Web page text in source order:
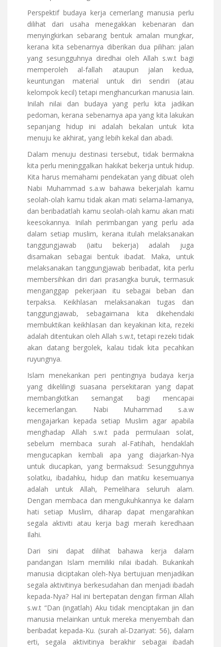
Perspektif budaya kerja cemerlang manusia perlu
dilihat dari usaha menegakkan kebenaran dan
menyingkirkan sebarang bentuk amalan mungkar,
kerana kita sebenarnya diberikan dua pilihan: jalan
yang sesungguhnya diredhai oleh Allah s.w.t bagi
memperoleh al-fallah ataupun jalan kedua,
keuntungan material untuk diri sendiri (atau
kelompok kecil) tetapi menghancurkan manusia lain.
Inilah nilai dan budaya yang perlu kita jadikan
pedoman, kerana sebenarnya apa yang kita lakukan
sepanjang hidup ini adalah bekalan untuk kita
menuju ke akhirat, yang lebih kekal dan abadi.
Dalam menuju destinasi tersebut, tidak bermakna
kita perlu meninggalkan hakikat bekerja untuk hidup.
Kita harus memahami pendekatan yang dibuat oleh
Nabi Muhammad s.a.w bahawa bekerjalah kamu
seolah-olah kamu tidak akan mati selama-lamanya,
dan beribadatlah kamu seolah-olah kamu akan mati
keesokannya. Inilah perimbangan yang perlu ada
dalam setiap muslim, kerana itulah melaksanakan
tanggungjawab (iaitu bekerja) adalah juga
disamakan sebagai bentuk ibadat. Maka, untuk
melaksanakan tanggungjawab beribadat, kita perlu
membersihkan diri dari prasangka buruk, termasuk
menganggap pekerjaan itu sebagai beban dan
terpaksa. Keikhlasan melaksanakan tugas dan
tanggungjawab, sebagaimana kita dikehendaki
membuktikan keikhlasan dan keyakinan kita, rezeki
adalah ditentukan oleh Allah s.w.t, tetapi rezeki tidak
akan datang bergolek, kalau tidak kita pecahkan
ruyungnya.
Islam menekankan peri pentingnya budaya kerja
yang dikelilingi suasana persekitaran yang dapat
membangkitkan semangat bagi mencapai
kecemerlangan. Nabi Muhammad s.a.w
mengajarkan kepada setiap Muslim agar apabila
menghadap Allah s.w.t pada permulaan solat,
sebelum membaca surah al-Fatihah, hendaklah
mengucapkan kembali apa yang diajarkan-Nya
untuk diucapkan, yang bermaksud: Sesungguhnya
solatku, ibadahku, hidup dan matiku kesemuanya
adalah untuk Allah, Pemelihara seluruh alam.
Dengan membaca dan mengukuhkannya ke dalam
hati setiap Muslim, diharap dapat mengarahkan
segala aktiviti atau kerja bagi meraih keredhaan
Ilahi.
Dari sini dapat dilihat bahawa kerja dalam
pandangan Islam memiliki nilai ibadah. Bukankah
manusia diciptakan oleh-Nya bertujuan menjadikan
segala aktivitinya berkesudahan dan menjadi ibadah
kepada-Nya? Hal ini bertepatan dengan firman Allah
s.w.t “Dan (ingatlah) Aku tidak menciptakan jin dan
manusia melainkan untuk mereka menyembah dan
beribadat kepada-Ku. (surah al-Dzariyat: 56), dalam
erti, segala aktivitinya berakhir sebagai ibadah